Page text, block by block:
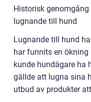
Historisk
lugnande till hund
Lugnande till hund
har funnits en
kunde hundägare ha
gällde att lugna sina
utbud av produkter